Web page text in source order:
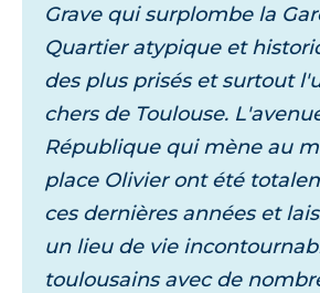
Grave qui surplombe la
Quartier atypique et
des plus prisés et surtout
chers de Toulouse.
République qui mène au
place Olivier ont été
ces dernières années et
un lieu de vie
toulousains avec de